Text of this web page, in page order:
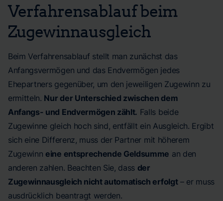
Verfahrensablauf beim
Zugewinnausgleich
Beim Verfahrensablauf stellt man zunächst das
Anfangsvermögen und das Endvermögen jedes
Ehepartners gegenüber, um den jeweiligen Zugewinn zu
ermitteln. Nur der Unterschied zwischen dem
Anfangs- und Endvermögen zählt. Falls beide
Zugewinne gleich hoch sind, entfällt ein Ausgleich. Ergibt
sich eine Differenz, muss der Partner mit höherem
Zugewinn eine entsprechende Geldsumme an den
anderen zahlen. Beachten Sie, dass der
Zugewinnausgleich nicht automatisch erfolgt– er muss
ausdrücklich beantragt werden.